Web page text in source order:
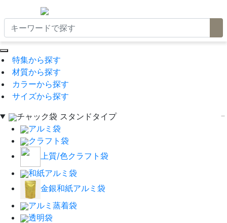
特集から探す
材質から探す
カラーから探す
サイズから探す
チャック袋 スタンドタイプ
アルミ袋
クラフト袋
上質/色クラフト袋
和紙アルミ袋
金銀和紙アルミ袋
アルミ蒸着袋
透明袋